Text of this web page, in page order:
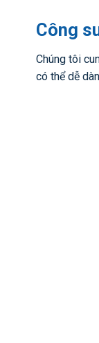
Công
Chúng tôi
có thể dễ